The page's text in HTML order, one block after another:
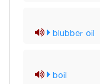
blubber oil
boil